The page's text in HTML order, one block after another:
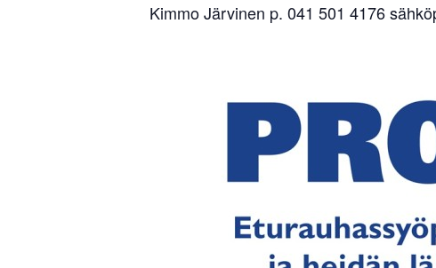
Kimmo Järvinen p. 041 501 4176